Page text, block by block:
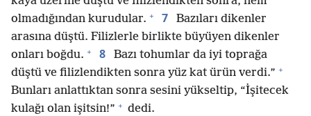
olmadığından kurudular. + 7
Bazıları dikenler
arasına düştü. Filizlerle birlikte büyüyen dikenler
onları boğdu. + 8
Bazı tohumlar da iyi toprağa
düştü ve filizlendikten sonra yüz kat ürün verdi.” +
Bunları anlattıktan sonra sesini yükseltip, “İşitecek
kulağı olan işitsin!” + dedi.